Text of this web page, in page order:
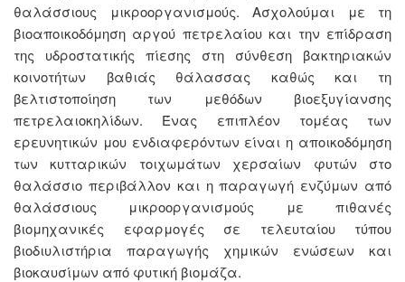
θαλάσσιους μικροοργανισμούς. Aσχολούμαι με τη
βιοαποικοδόμηση αργού πετρελαίου και την επίδραση
της υδροστατικής πίεσης στη σύνθεση βακτηριακών
κοινοτήτων βαθιάς θάλασσας καθώς και τη
βελτιστοποίηση των μεθόδων βιοεξυγίανσης
πετρελαιοκηλίδων. Ένας επιπλέον τομέας των
ερευνητικών μου ενδιαφερόντων είναι η αποικοδόμηση
των κυτταρικών τοιχωμάτων χερσαίων φυτών στο
θαλάσσιο περιβάλλον και η παραγωγή ενζύμων από
θαλάσσιους μικροοργανισμούς με πιθανές
βιομηχανικές εφαρμογές σε τελευταίου τύπου
βιοδιυλιστήρια παραγωγής χημικών ενώσεων και
βιοκαυσίμων από φυτική βιομάζα.